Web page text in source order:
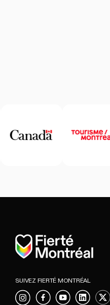
Accueil
SUIVEZ FIERTÉ MONTRÉAL
InstagramFacebookYouTubeLinkedIn
X